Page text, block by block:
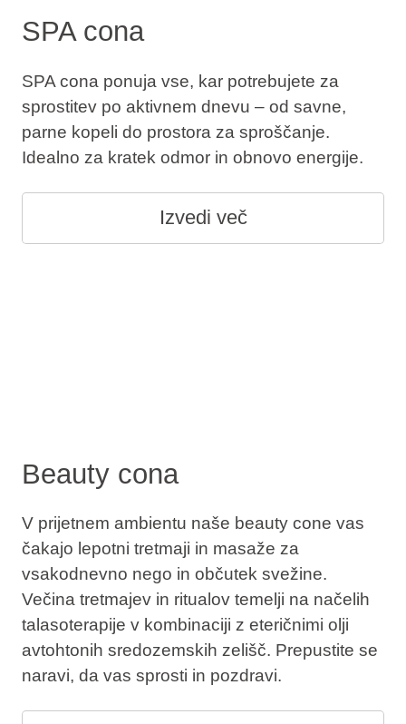
SPA cona
SPA cona ponuja vse, kar potrebujete za
sprostitev po aktivnem dnevu – od savne,
parne kopeli do prostora za sproščanje.
Idealno za kratek odmor in obnovo energije.
Izvedi več
Beauty cona
V prijetnem ambientu naše beauty cone vas
čakajo lepotni tretmaji in masaže za
vsakodnevno nego in občutek svežine.
Večina tretmajev in ritualov temelji na načelih
talasoterapije v kombinaciji z eteričnimi olji
avtohtonih sredozemskih zelišč. Prepustite se
naravi, da vas sprosti in pozdravi.